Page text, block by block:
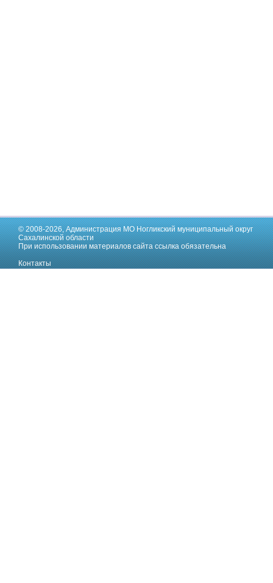
© 2008-2026,Администрация МО Ногликский муниципальный округ
Сахалинской области
При использовании материалов сайта ссылка обязательна
Контакты